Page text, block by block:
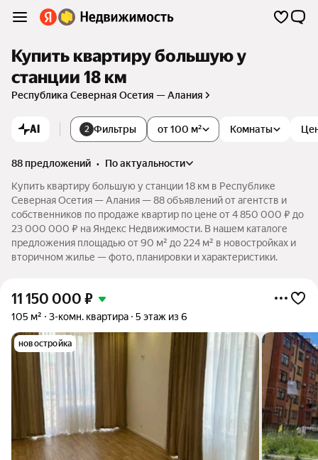
Купить квартиру большую у
станции 18 км
Республика Северная Осетия — Алания
AI 2 Фильтры Комнаты
от 100 м²
88 предложений •
по актуальности
Купить квартиру большую у станции 18 км в Республике
Северная Осетия — Алания — 88 объявлений от агентств и
собственников по продаже квартир по цене от 4 850 000 ₽ до
23 000 000 ₽ на Яндекс Недвижимости. В нашем каталоге
предложения площадью от 90 м² до 224 м² в новостройках и
вторичном жилье — фото, планировки и характеристики.
11 150 000 ₽
105 м² 3-комн. квартира 5 этаж из 6
новостройка